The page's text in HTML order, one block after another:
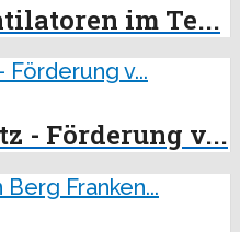
im Te...
- Förderung v...